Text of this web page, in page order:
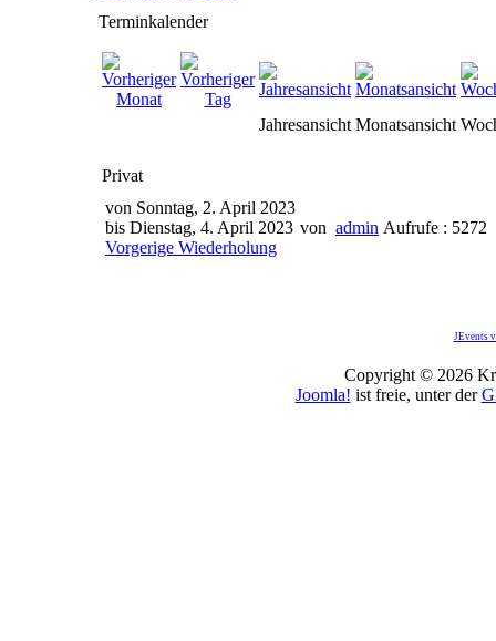
Terminkalender
Jahresansicht Monatsansicht
Privat
von Sonntag, 2. April 2023
bis Dienstag, 4. April 2023
Vorgerige Wiederholung
von admin Aufrufe : 5272
JEvents
Copyright © 2026
Joomla! ist freie, unter der